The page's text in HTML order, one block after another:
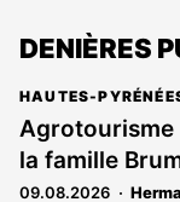
DENIÈRES
HAUTES-
Agrotourisme
la famille
09.08.2026